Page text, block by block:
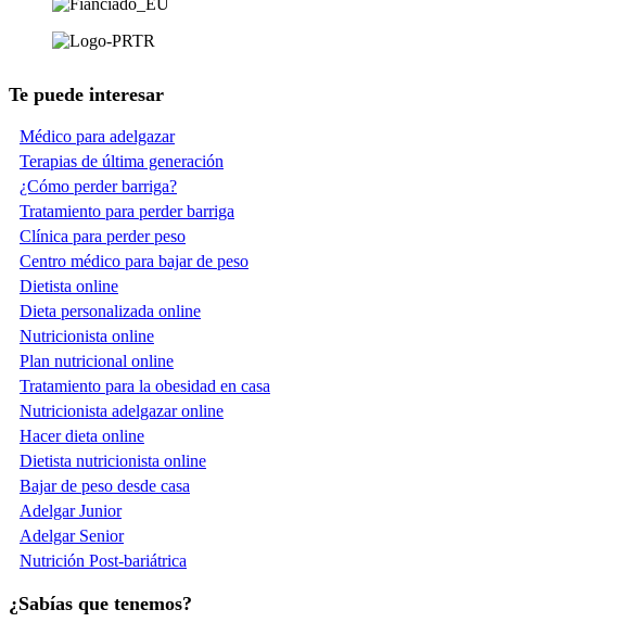
Te puede interesar
Médico para adelgazar
Terapias de última generación
¿Cómo perder barriga?
Tratamiento para perder barriga
Clínica para perder peso
Centro médico para bajar de peso
Dietista online
Dieta personalizada online
Nutricionista online
Plan nutricional online
Tratamiento para la obesidad en casa
Nutricionista adelgazar online
Hacer dieta online
Dietista nutricionista online
Bajar de peso desde casa
Adelgar Junior
Adelgar Senior
Nutrición Post-bariátrica
¿Sabías que tenemos?